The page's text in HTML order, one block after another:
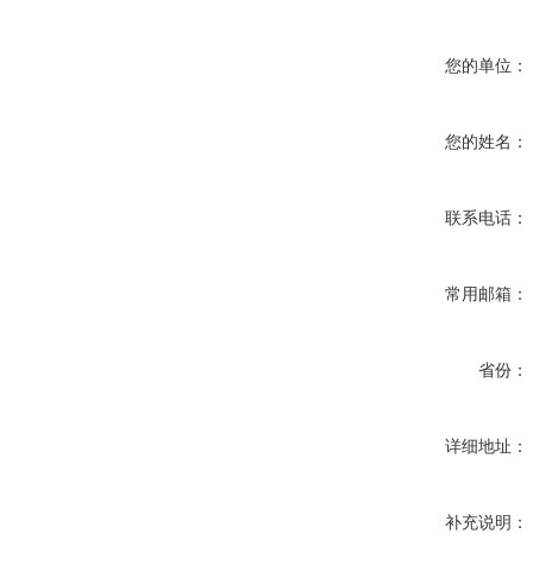
您的单位：
您的姓名：
联系电话：
常用邮箱：
省份：
详细地址：
补充说明：